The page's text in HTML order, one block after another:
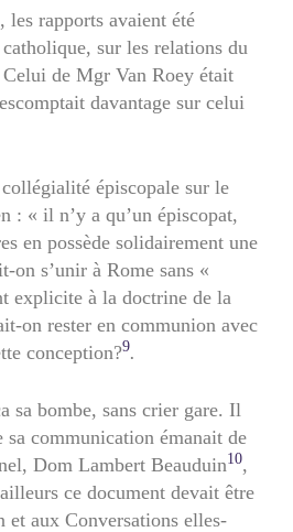
les rapports avaient été
sur les relations du
Celui de Mgr Van Roey était
davantage sur celui
épiscopale sur le
: « il n’y a qu’un épiscopat,
en possède solidairement une
on s’unir à Rome sans «
explicite à la doctrine de la
on rester en communion avec
conception?9.
sa bombe, sans crier gare. Il
sa communication émanait de
Dom Lambert Beauduin10,
ce document devait être
et aux Conversations elles-